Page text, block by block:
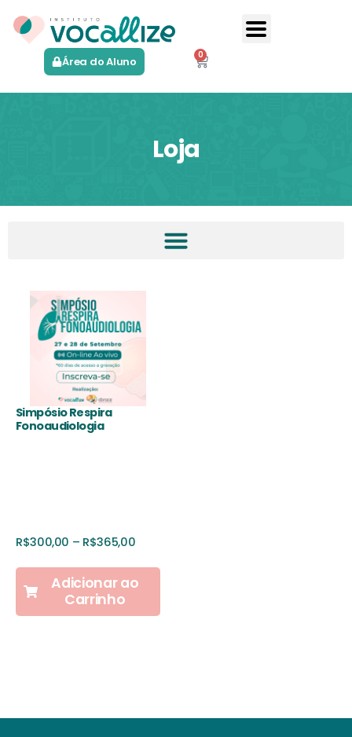
Área do Aluno 0
Loja
Simpósio Respira
Fonoaudiologia
R$300,00 – R$365,00
Adicionar ao
Carrinho